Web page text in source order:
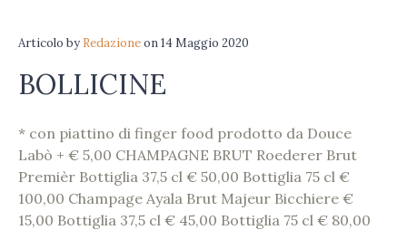
Articolo by Redazioneon14 Maggio 2020
BOLLICINE
* con piattino di finger food prodotto da Douce
Labò + € 5,00 CHAMPAGNE BRUT Roederer Brut
Premièr Bottiglia 37,5 cl € 50,00 Bottiglia 75 cl €
100,00 Champage Ayala Brut Majeur Bicchiere €
15,00 Bottiglia 37,5 cl € 45,00 Bottiglia 75 cl € 80,00